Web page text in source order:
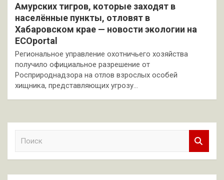
Амурских тигров, которые заходят в
населённые пункты, отловят в
Хабаровском крае — новости экологии на
ECOportal
Региональное управление охотничьего хозяйства
получило официальное разрешение от
Росприроднадзора на отлов взрослых особей
хищника, представляющих угрозу…
к